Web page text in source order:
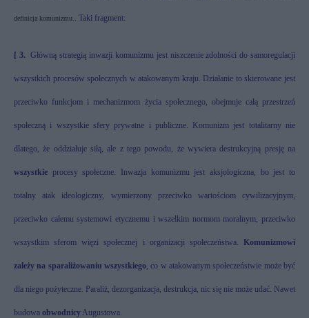
definicja komunizmu. . Taki fragment:
[ 3. Główną strategią inwazji komunizmu jest niszczenie zdolności do samoregulacji
wszystkich procesów społecznych w atakowanym kraju. Działanie to skierowane jest
przeciwko funkcjom i mechanizmom życia społecznego, obejmuje całą przestrzeń
społeczną i wszystkie sfery prywatne i publiczne. Komunizm jest totalitarny nie
dlatego, że oddziałuje siłą, ale z tego powodu, że wywiera destrukcyjną presję na
wszystkie procesy społeczne. Inwazja komunizmu jest aksjologiczna, bo jest to
totalny atak ideologiczny, wymierzony przeciwko wartościom cywilizacyjnym,
przeciwko całemu systemowi etycznemu i wszelkim normom moralnym, przeciwko
wszystkim sferom więzi społecznej i organizacji społeczeństwa. Komunizmowi
zależy na sparaliżowaniu wszystkiego , co w atakowanym społeczeństwie może być
dla niego pożyteczne. Paraliż, dezorganizacja, destrukcja, nic się nie może udać. Nawet
budowa obwodnicy Augustowa.